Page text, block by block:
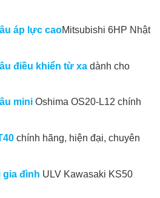
áp lực caoMitsubishi 6HP Nhật
điều khiển từ xa dành cho
mini Oshima OS20-L12 chính
chính hãng, hiện đại, chuyên
gia đình ULV Kawasaki KS50